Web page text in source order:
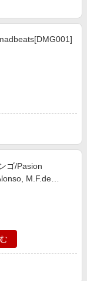
ゴ/Pasion
M.F.de
Domingo(T),
Madrid